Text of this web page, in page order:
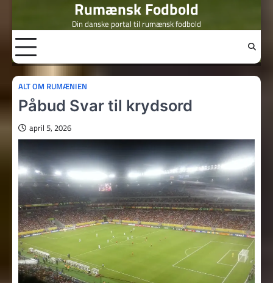
content
Rumænsk Fodbold
Din danske portal til rumænsk fodbold
ALT OM RUMÆNIEN
Påbud Svar til krydsord
april 5, 2026